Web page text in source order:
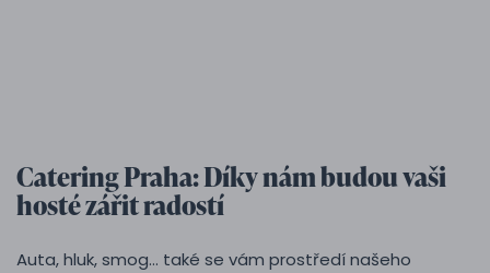
Catering Praha: Díky nám budou vaši
hosté zářit radostí
Auta, hluk, smog… také se vám prostředí našeho